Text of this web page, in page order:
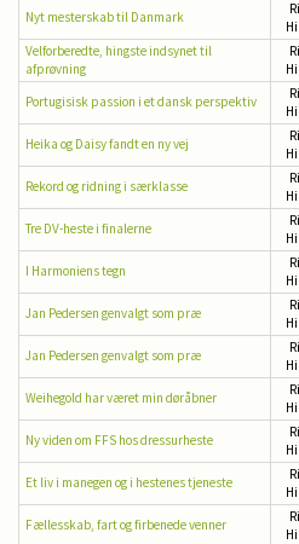
Nyt mesterskab til Danmark
Velforberedte, hingste indsynet til
afprøvning
Portugisisk passion i et dansk perspektiv
Heika og Daisy fandt en ny vej
Rekord og ridning i særklasse
Tre DV-heste i finalerne
I Harmoniens tegn
Jan Pedersen genvalgt som præ
Jan Pedersen genvalgt som præ
Weihegold har været min døråbner
Ny viden om FFS hos dressurheste
Et liv i manegen og i hestenes tjeneste
Fællesskab, fart og firbenede venner